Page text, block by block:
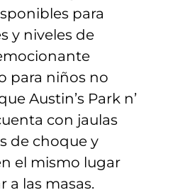
para
y niveles de
para niños no
Austin’s Park n’
con jaulas
de choque y
el mismo lugar
a las masas.